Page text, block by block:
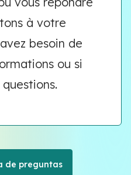
à votre
besoin de
ou si
de preguntas